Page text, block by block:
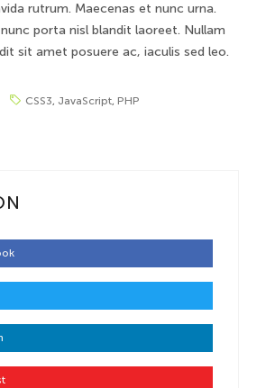
rutrum. Maecenas et nunc urna.
porta nisl blandit laoreet. Nullam
sit amet posuere ac, iaculis sed leo.
CSS3, JavaScript, PHP